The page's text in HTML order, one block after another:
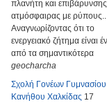
πλανήτη και
ατμόσφαιρας με ρύπους..
Αναγνωρίζοντας ότι το
ενεργειακό ζήτημα είναι
από τα σημαντικότερα
geocharcha
Σχολή Γονέων Γυμνασίου
Κανήθου Χαλκίδας 17